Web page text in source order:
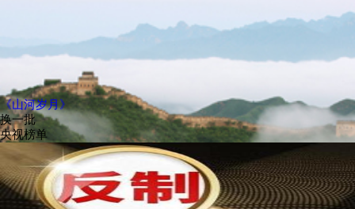
《山河岁月》
换一批
央视榜单